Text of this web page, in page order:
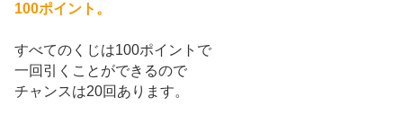
100ポイント。
すべてのくじは100ポイントで
一回引くことができるので
チャンスは20回あります。